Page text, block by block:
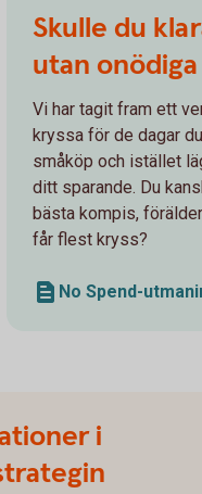
Skulle du
utan
Vi har tagit fram ett
kryssa för de dagar
småköp och istället
ditt sparande. Du
bästa kompis,
får flest kryss?
No Spend-
i